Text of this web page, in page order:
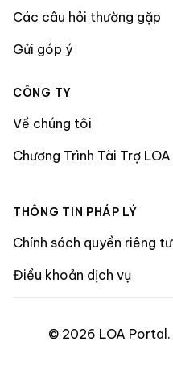
Các câu hỏi thường gặp
Gửi góp ý
CÔNG TY
Về chúng tôi
Chương Trình Tài Trợ LOA
THÔNG TIN PHÁP LÝ
Chính sách quyền riêng tư
Điều khoản dịch vụ
© 2026 LOA Portal .